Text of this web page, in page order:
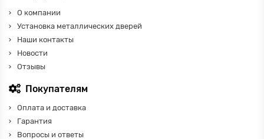
О компании
Установка металлических дверей
Наши контакты
Новости
Отзывы
Покупателям
Оплата и доставка
Гарантия
Вопросы и ответы